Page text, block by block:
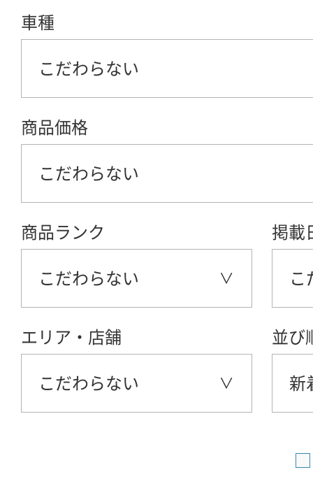
車種
こだわらない
商品価格
こだわらない
商品ランク
こだわらない
掲載
こ
エリア・店舗
こだわらない
並び
新